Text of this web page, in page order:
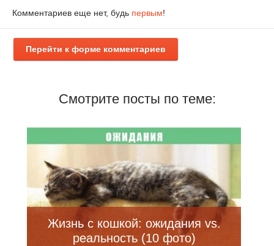
Комментариев еще нет, будь первым!
Перейти к форме комментариев
Смотрите посты по теме:
Жизнь с кошкой: ожидания vs.
реальность (10 фото)